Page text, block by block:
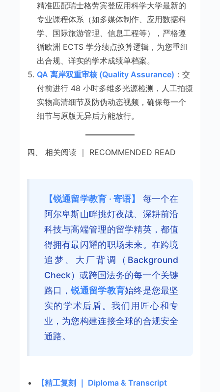
精准匹配瑞士格劳宾登应用科学大学最新的
专业课程体系（如多媒体制作、应用数据科
学、国际旅游管理、信息工程等），严格遵
循欧洲 ECTS 学分绩点换算逻辑，为您重组
出合规、详实的学术成绩单档案。
QA 离岸双重审核 (Quality Assurance) ：交
付前进行 48 小时多维多光源检测，人工拍摄
实物高清细节及防伪动态视频，确保每一个
细节与原版无异后方能放行。
四、 相关阅读 ｜ RECOMMENDED READ
【锐通留学教育 · 寄语】
每一个在
阿尔卑斯山畔挑灯夜战、深耕前沿
科技与高端管理的留学精英，都值
得拥有最闪耀的职场未来。在跨境
追梦、大厂背调（Background
Check）或跨国法务的每一个关键
路口，锐通留学教育始终是您最坚
实的学术后盾。我们用匠心和专
业，为您构建连接全球的合规安全
通路。
【精工复刻 ｜ Diploma & Transcript